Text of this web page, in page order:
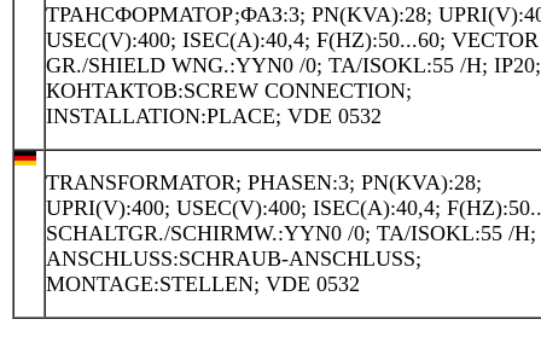
ТРАНСФОРМАТОР;ФАЗ:3; PN(KVA):28;
USEC(V):400; ISEC(A):40,4; F(HZ):50...60; VECTOR
GR./SHIELD WNG.:YYN0 /0; TA/ISOKL:55 /H;
КОНТАКТОВ:SCREW CONNECTION;
INSTALLATION:PLACE; VDE 0532
TRANSFORMATOR; PHASEN:3; PN(KVA):28;
UPRI(V):400; USEC(V):400; ISEC(A):40,4;
SCHALTGR./SCHIRMW.:YYN0 /0; TA/ISOKL:55 /H;
ANSCHLUSS:SCHRAUB-ANSCHLUSS;
MONTAGE:STELLEN; VDE 0532